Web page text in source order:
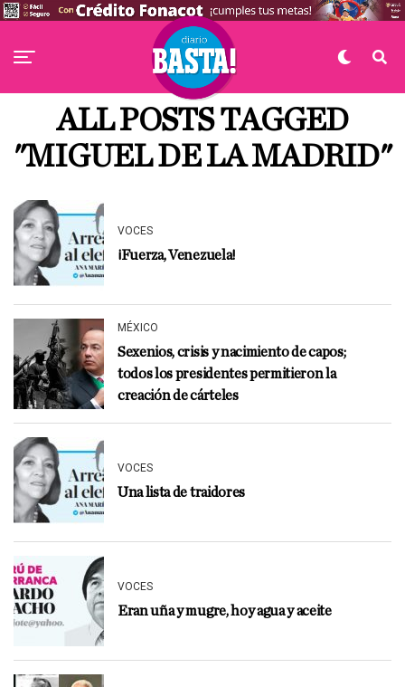
ALL POSTS TAGGED
"MIGUEL DE LA MADRID"
VOCES
¡Fuerza, Venezuela!
MÉXICO
Sexenios, crisis y nacimiento de capos;
todos los presidentes permitieron la
creación de cárteles
VOCES
Una lista de traidores
VOCES
Eran uña y mugre, hoy agua y aceite